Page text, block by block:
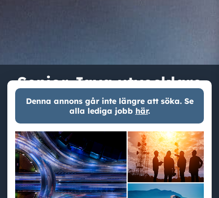
Senior Java utvecklare
Denna annons går inte längre att söka. Se
alla lediga jobb här.